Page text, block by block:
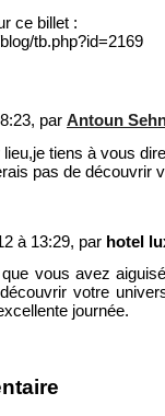
ce billet :
tb.php?id=2169
par Antoun
lieu,je tiens à vous
pas de découvrir
à 13:29, par hotel
vous avez
votre
journée.